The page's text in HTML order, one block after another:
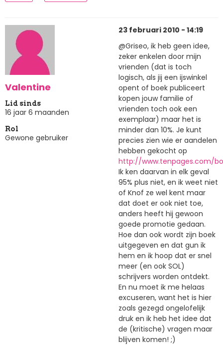
Valentine
Lid sinds
16 jaar 6 maanden
Rol
Gewone gebruiker
23 februari 2010 - 14:19
@Griseo, ik heb geen idee,
zeker enkelen door mijn
vrienden (dat is toch
logisch, als jij een ijswinkel
opent of boek publiceert
kopen jouw familie of
vrienden toch ook een
exemplaar) maar het is
minder dan 10%. Je kunt
precies zien wie er aandelen
hebben gekocht op
http://www.tenpages.com/
Ik ken daarvan in elk geval
95% plus niet, en ik weet niet
of Knof ze wel kent maar
dat doet er ook niet toe,
anders heeft hij gewoon
goede promotie gedaan.
Hoe dan ook wordt zijn boek
uitgegeven en dat gun ik
hem en ik hoop dat er snel
meer (en ook SOL)
schrijvers worden ontdekt.
En nu moet ik me helaas
excuseren, want het is hier
zoals gezegd ongelofelijk
druk en ik heb het idee dat
de (kritische) vragen maar
blijven komen! ;)